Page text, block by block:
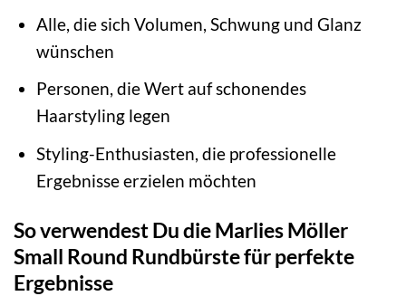
Alle, die sich Volumen, Schwung und Glanz
wünschen
Personen, die Wert auf schonendes
Haarstyling legen
Styling-Enthusiasten, die professionelle
Ergebnisse erzielen möchten
So verwendest Du die Marlies Möller
Small Round Rundbürste für perfekte
Ergebnisse